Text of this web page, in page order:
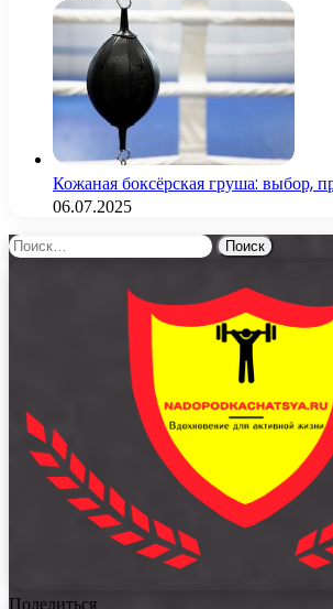
Кожаная боксёрская груша: выбор,
06.07.2025
Найти: